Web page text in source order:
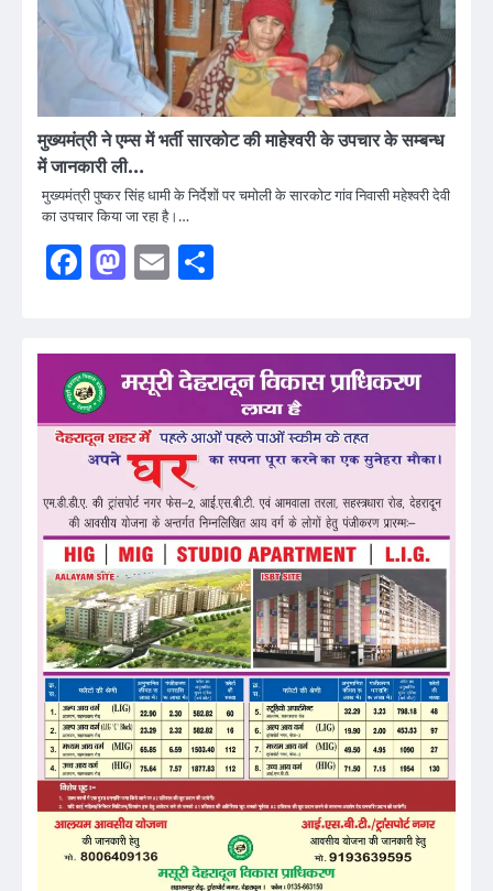
मुख्यमंत्री ने एम्स में भर्ती सारकोट की माहेश्वरी के उपचार के सम्बन्ध
में जानकारी ली…
मुख्यमंत्री पुष्कर सिंह धामी के निर्देशों पर चमोली के सारकोट गांव निवासी महेश्वरी देवी
का उपचार किया जा रहा है।…
Facebook
Mastodon
Email